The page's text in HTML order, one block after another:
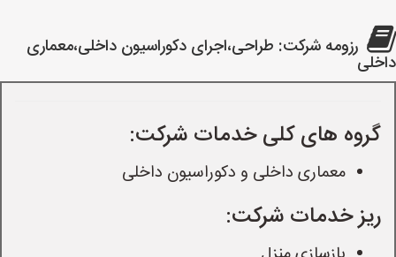
رزومه شرکت: طراحی،اجرای دکوراسیون داخلی،معماری
داخلی
گروه های کلی خدمات شرکت:
معماری داخلی و دکوراسیون داخلی
ریز خدمات شرکت: